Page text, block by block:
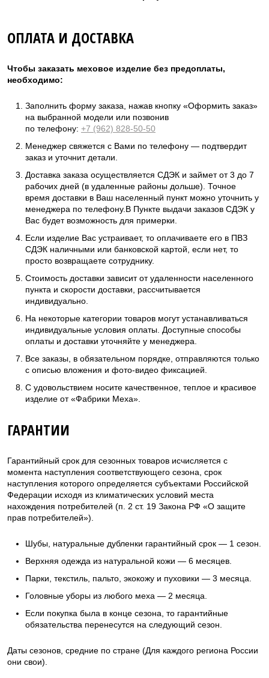
ОПЛАТА И ДОСТАВКА
Чтобы заказать меховое изделие без предоплаты,
необходимо:
Заполнить форму заказа, нажав кнопку «Оформить заказ»
на выбранной модели или позвонив
по телефону: +7 (962) 828-50-50
Менеджер свяжется с Вами по телефону — подтвердит
заказ и уточнит детали.
Доставка заказа осуществляется СДЭК и займет от 3 до 7
рабочих дней (в удаленные районы дольше). Точное
время доставки в Ваш населенный пункт можно уточнить у
менеджера по телефону.В Пункте выдачи заказов СДЭК у
Вас будет возможность для примерки.
Если изделие Вас устраивает, то оплачиваете его в ПВЗ
СДЭК наличными или банковской картой, если нет, то
просто возвращаете сотруднику.
Стоимость доставки зависит от удаленности населенного
пункта и скорости доставки, рассчитывается
индивидуально.
На некоторые категории товаров могут устанавливаться
индивидуальные условия оплаты. Доступные способы
оплаты и доставки уточняйте у менеджера.
Все заказы, в обязательном порядке, отправляются только
с описью вложения и фото-видео фиксацией.
С удовольствием носите качественное, теплое и красивое
изделие от «Фабрики Меха».
ГАРАНТИИ
Гарантийный срок для сезонных товаров исчисляется с
момента наступления соответствующего сезона, срок
наступления которого определяется субъектами Российской
Федерации исходя из климатических условий места
нахождения потребителей (п. 2 ст. 19 Закона РФ «О защите
прав потребителей»).
Шубы, натуральные дубленки гарантийный срок — 1 сезон.
Верхняя одежда из натуральной кожи — 6 месяцев.
Парки, текстиль, пальто, экокожу и пуховики — 3 месяца.
Головные уборы из любого меха — 2 месяца.
Если покупка была в конце сезона, то гарантийные
обязательства перенесутся на следующий сезон.
Даты сезонов, средние по стране (Для каждого региона России
они свои).